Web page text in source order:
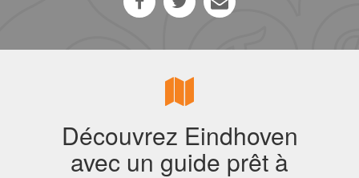
Découvrez Eindhoven
avec un guide prêt à